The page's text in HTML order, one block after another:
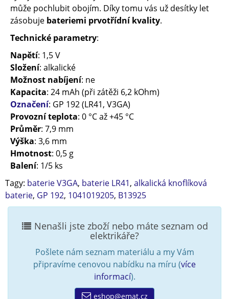
může pochlubit obojím. Díky tomu vás už desítky let
zásobuje bateriemi prvotřídní kvality.
Technické parametry:
Napětí: 1,5 V
Složení: alkalické
Možnost nabíjení: ne
Kapacita: 24 mAh (při zátěži 6,2 kOhm)
Označení: GP 192 (LR41, V3GA)
Provozní teplota: 0 °C až +45 °C
Průměr: 7,9 mm
Výška: 3,6 mm
Hmotnost: 0,5 g
Balení: 1/5 ks
Tagy: baterie V3GA, baterie LR41, alkalická knoflíková
baterie, GP 192, 1041019205, B13925
Nenašli jste zboží nebo máte seznam od
elektrikáře?
Pošlete nám seznam materiálu a my Vám
připravíme cenovou nabídku na míru (více
informací).
eshop@emat.cz